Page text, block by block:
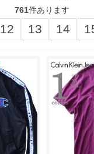
761件あります
12 13 14